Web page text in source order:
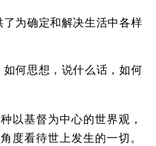
为确定和解决生活中各样
何思想，说什么话，如何
以基督为中心的世界观，
度看待世上发生的一切。